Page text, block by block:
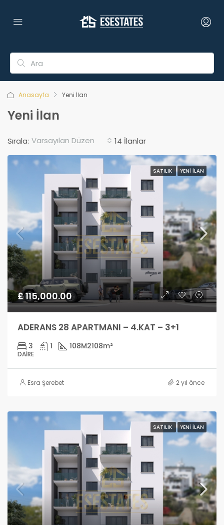
Anasayfa Yeni İlan
Yeni İlan
14 İlanlar
Sırala: Varsayılan Düzen
SATILIK YENI İLAN
£ 115,000.00
ADERANS 28 APARTMANI – 4.KAT – 3+1
3 1 108M2108m²
DAIRE
Esra Şerebet 2 yıl önce
SATILIK YENI İLAN